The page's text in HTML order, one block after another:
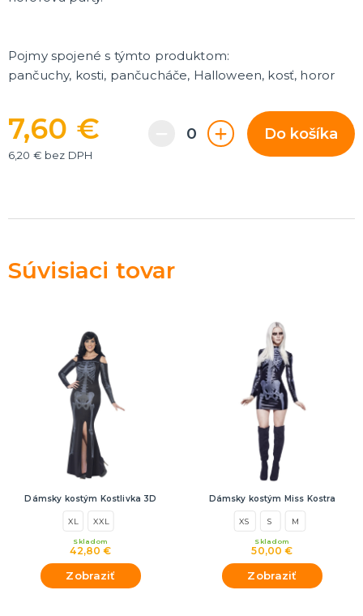
VOLOVINY A ŽARTÍKY
Kanadské žartíky
Zvieratká
ĎALŠIE KATEGÓRIE
Pojmy spojené s týmto produktom:
pančuchy, kosti, pančucháče, Halloween, kosť, horor
7,60 €
6,20 € bez DPH
Do košíka
Súvisiaci tovar
Dámsky kostým Kostlivka 3D
XL XXL
42,80 €
Skladom
Zobraziť
Dámsky kostým Miss Kostra
XS S M
50,00 €
Skladom
Zobraziť